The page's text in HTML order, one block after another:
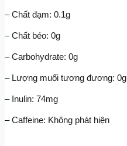
– Chất đạm: 0.1g
– Chất béo: 0g
– Carbohydrate: 0g
– Lượng muối tương đương: 0g
– Inulin: 74mg
– Caffeine: Không phát hiện